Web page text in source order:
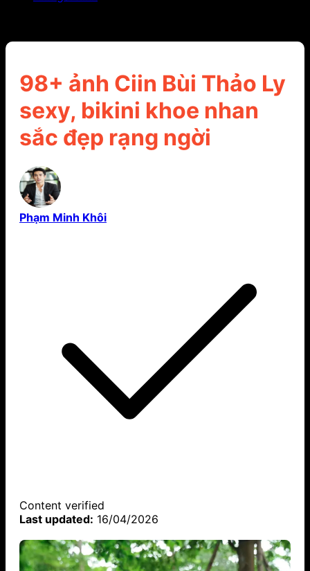
98+ ảnh Ciin Bùi Thảo Ly
sexy, bikini khoe nhan
sắc đẹp rạng ngời
Phạm Minh Khôi
Content verified
Last updated: 16/04/2026